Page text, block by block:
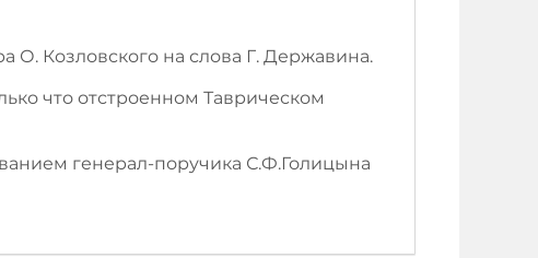
О. Козловского на слова Г. Державина.
что отстроенном Таврическом
генерал-поручика С.Ф.Голицына